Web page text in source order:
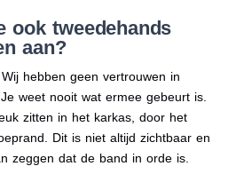
ook tweedehands
aan?
hebben geen vertrouwen in
weet nooit wat ermee gebeurt is.
zitten in het karkas, door het
Dit is niet altijd zichtbaar en
zeggen dat de band in orde is.